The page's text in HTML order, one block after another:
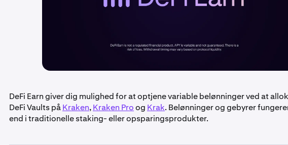
DeFi Earn giver dig mulighed for at optjene variable belønninger ved at
DeFi Vaults påKraken,Kraken Proog Krak. Belønninger og gebyrer
end i traditionelle staking- eller opsparingsprodukter.